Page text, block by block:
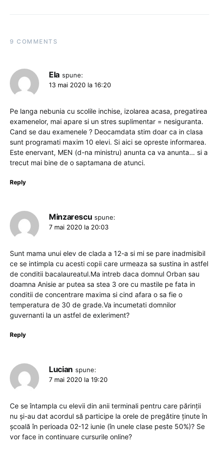
9 COMMENTS
Ela spune:
13 mai 2020 la 16:20
Pe langa nebunia cu scolile inchise, izolarea acasa, pregatirea
examenelor, mai apare si un stres suplimentar = nesiguranta.
Cand se dau examenele ? Deocamdata stim doar ca in clasa
sunt programati maxim 10 elevi. Si aici se opreste informarea.
Este enervant, MEN (d-na ministru) anunta ca va anunta… si a
trecut mai bine de o saptamana de atunci.
Reply
Minzarescu spune:
7 mai 2020 la 20:03
Sunt mama unui elev de clada a 12-a si mi se pare inadmisibil
ce se intimpla cu acesti copii care urmeaza sa sustina in astfel
de conditii bacalaureatul.Ma intreb daca domnul Orban sau
doamna Anisie ar putea sa stea 3 ore cu mastile pe fata in
conditii de concentrare maxima si cind afara o sa fie o
temperatura de 30 de grade.Va incumetati domnilor
guvernanti la un astfel de exleriment?
Reply
Lucian spune:
7 mai 2020 la 19:20
Ce se întampla cu elevii din anii terminali pentru care părinții
nu și-au dat acordul să participe la orele de pregătire ținute în
școală în perioada 02-12 iunie (în unele clase peste 50%)? Se
vor face in continuare cursurile online?